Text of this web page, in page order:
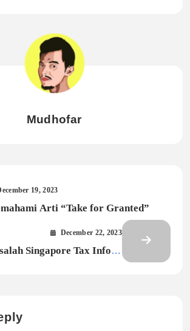
Mudhofar
19, 2023
Arti “Take for Granted”
December 22, 2023
Singapore Tax Info di